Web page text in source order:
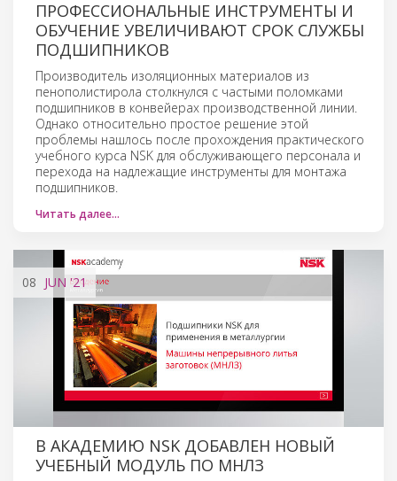
ПРОФЕССИОНАЛЬНЫЕ ИНСТРУМЕНТЫ И
ОБУЧЕНИЕ УВЕЛИЧИВАЮТ СРОК СЛУЖБЫ
ПОДШИПНИКОВ
Производитель изоляционных материалов из
пенополистирола столкнулся с частыми поломками
подшипников в конвейерах производственной линии.
Однако относительно простое решение этой
проблемы нашлось после прохождения практического
учебного курса NSK для обслуживающего персонала и
перехода на надлежащие инструменты для монтажа
подшипников.
Читать далее…
08 JUN '21
В АКАДЕМИЮ NSK ДОБАВЛЕН НОВЫЙ
УЧЕБНЫЙ МОДУЛЬ ПО МНЛЗ